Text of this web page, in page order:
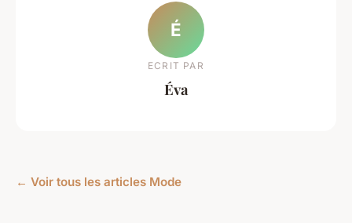
É
ECRIT PAR
Éva
← Voir tous les articles Mode